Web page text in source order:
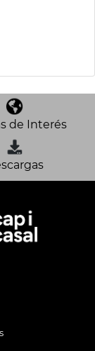
de Interés